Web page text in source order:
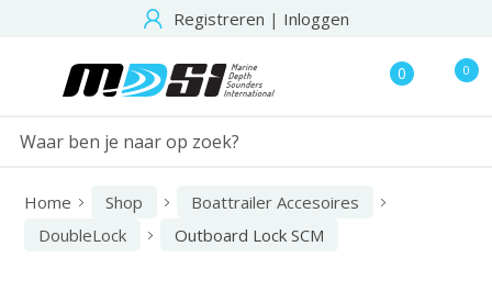
Registreren | Inloggen
0 0
Home Shop
Boattrailer Accesoires
DoubleLock
Outboard Lock SCM